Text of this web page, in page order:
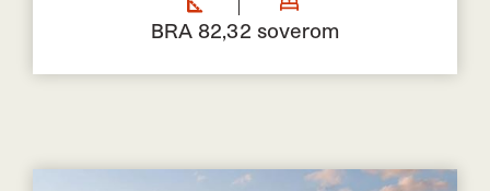
BRA 82,32 soverom